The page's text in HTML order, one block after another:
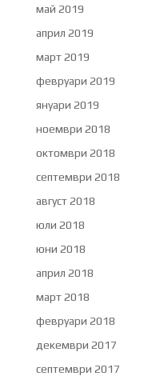
май 2019
април 2019
март 2019
февруари 2019
януари 2019
ноември 2018
октомври 2018
септември 2018
август 2018
юли 2018
юни 2018
април 2018
март 2018
февруари 2018
декември 2017
септември 2017